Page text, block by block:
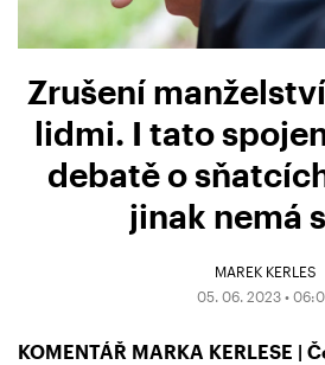
Zrušení
lidmi. I tato
debatě o
jinak nemá
MAREK KERLES
05. 06. 2023 •
KOMENTÁŘ MARKA KERLESE |